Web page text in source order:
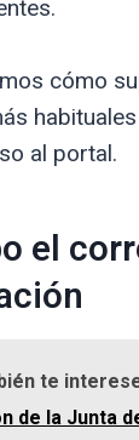
cómo
al portal.
el
te
de la Junta